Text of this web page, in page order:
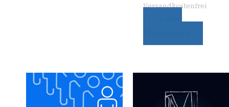
Versandkostenfrei